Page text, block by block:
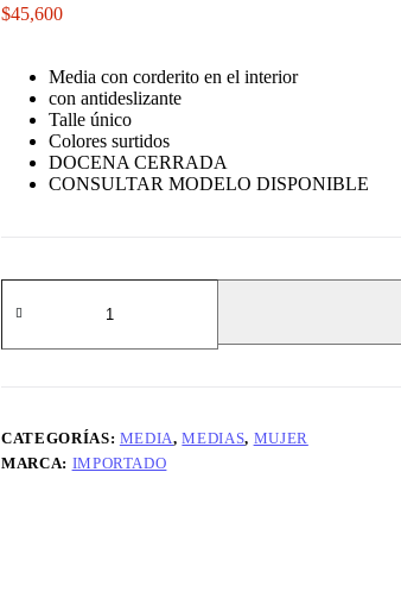
$45,600
Media con corderito en el interior
con antideslizante
Talle único
Colores surtidos
DOCENA CERRADA
CONSULTAR MODELO DISPONIBLE
Rosa
CATEGORÍAS: MEDIA,MEDIAS, MUJER
MARCA: IMPORTADO